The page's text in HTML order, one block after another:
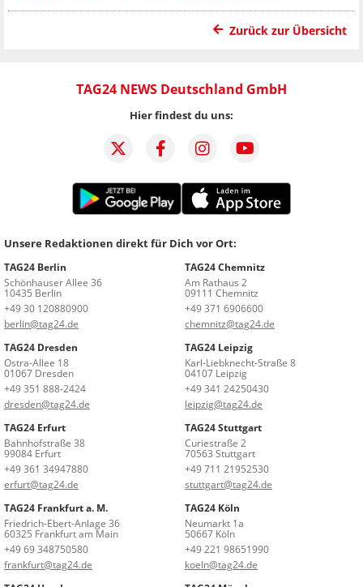
Zurück zur Übersicht
TAG24 NEWS Deutschland GmbH
Hier findest du uns:
Unsere Redaktionen direkt für Dich vor Ort:
TAG24 Berlin
Schönhauser Allee 36
10435 Berlin
+49 30 120880900
berlin@tag24.de
TAG24 Chemnitz
Am Rathaus 2
09111 Chemnitz
+49 371 6906600
chemnitz@tag24.de
TAG24 Dresden
Ostra-Allee 18
01067 Dresden
+49 351 888-2424
dresden@tag24.de
TAG24 Leipzig
Karl-Liebknecht-Straße 8
04107 Leipzig
+49 341 24250430
leipzig@tag24.de
TAG24 Erfurt
Bahnhofstraße 38
99084 Erfurt
+49 361 34947880
erfurt@tag24.de
TAG24 Stuttgart
Curiestraße 2
70563 Stuttgart
+49 711 21952530
stuttgart@tag24.de
TAG24 Frankfurt a. M.
Friedrich-Ebert-Anlage 36
60325 Frankfurt am Main
+49 69 348750580
frankfurt@tag24.de
TAG24 Köln
Neumarkt 1a
50667 Köln
+49 221 98651990
koeln@tag24.de